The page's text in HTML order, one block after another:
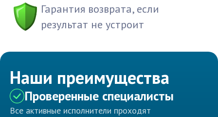
Гарантия возврата, если
результат не устроит
Наши преимущества
Проверенные специалисты
Все активные исполнители проходят